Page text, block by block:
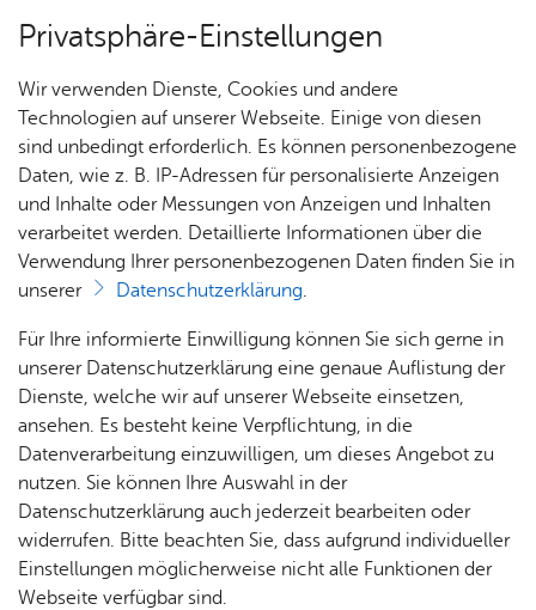
Über­sicht Bür­ger & Stadt
Rat­
haus &
Bür­
ger­
ser­vice
Rat­
häu­ser
& Orts­
ver­
wal­
Nach­
rich­
ten,
Vi­de­os
& Bil­
der
Me­di­
en­in­
for­ma­
tio­nen
Jobs
Stel­
len­an­
ge­bo­te
Aus­bil­
dung &
Stu­di­
um
Bauen
& Um­
welt
Geo­
da­ten
& 3D-
Stadt­
Ge­
sund­
heit &
kum
Ärzte &
Apo­
Bil­dung & Be­treu­ung
Vor­le­sen
wis­sen­hoch­zwei
„wissenhochzwei“ ist eine Plattform für
Entdeckerinnen und Entdecker im Alter von 6 bis
13 Jahren: Sieben Häfler Einrichtungen bieten
gemeinsam Angebote zu Themen aus Kultur,
Technik und Geschichte an. So können Kinder
viel Neues erfahren und vor allem selber
ausprobieren.
Privatsphäre-Einstellungen
Wir verwenden Dienste, Cookies und andere
Technologien auf unserer Webseite. Einige von diesen
sind unbedingt erforderlich. Es können personenbezogene
Daten, wie z. B. IP-Adressen für personalisierte Anzeigen
und Inhalte oder Messungen von Anzeigen und Inhalten
verarbeitet werden. Detaillierte Informationen über die
Verwendung Ihrer personenbezogenen Daten finden Sie in
unserer
Datenschutzerklärung.
Für Ihre informierte Einwilligung können Sie sich gerne in
unserer Datenschutzerklärung eine genaue Auflistung der
Dienste, welche wir auf unserer Webseite einsetzen,
ansehen. Es besteht keine Verpflichtung, in die
Datenverarbeitung einzuwilligen, um dieses Angebot zu
nutzen. Sie können Ihre Auswahl in der
Datenschutzerklärung auch jederzeit bearbeiten oder
widerrufen. Bitte beachten Sie, dass aufgrund individueller
Einstellungen möglicherweise nicht alle Funktionen der
Webseite verfügbar sind.